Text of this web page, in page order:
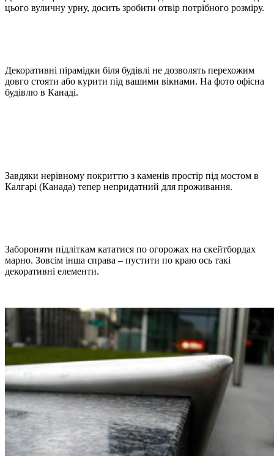
цього вуличну урну, досить зробити отвір потрібного розміру.
Декоративні пірамідки біля будівлі не дозволять перехожим
довго стояти або курити під вашими вікнами. На фото офісна
будівлю в Канаді.
Завдяки нерівному покриттю з каменів простір під мостом в
Калгарі (Канада) тепер непридатний для проживання.
Забороняти підліткам кататися по огорожах на скейтбордах
марно. Зовсім інша справа – пустити по краю ось такі
декоративні елементи.